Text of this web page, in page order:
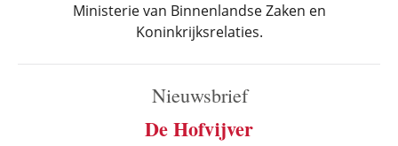
Ministerie van Binnenlandse Zaken en
Koninkrijksrelaties.
Nieuwsbrief
De Hofvijver